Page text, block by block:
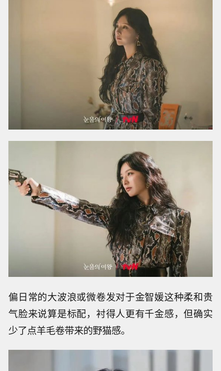
偏日常的大波浪或微卷发对于金智媛这种柔和贵
气脸来说算是标配，衬得人更有千金感，但确实
少了点羊毛卷带来的野猫感。